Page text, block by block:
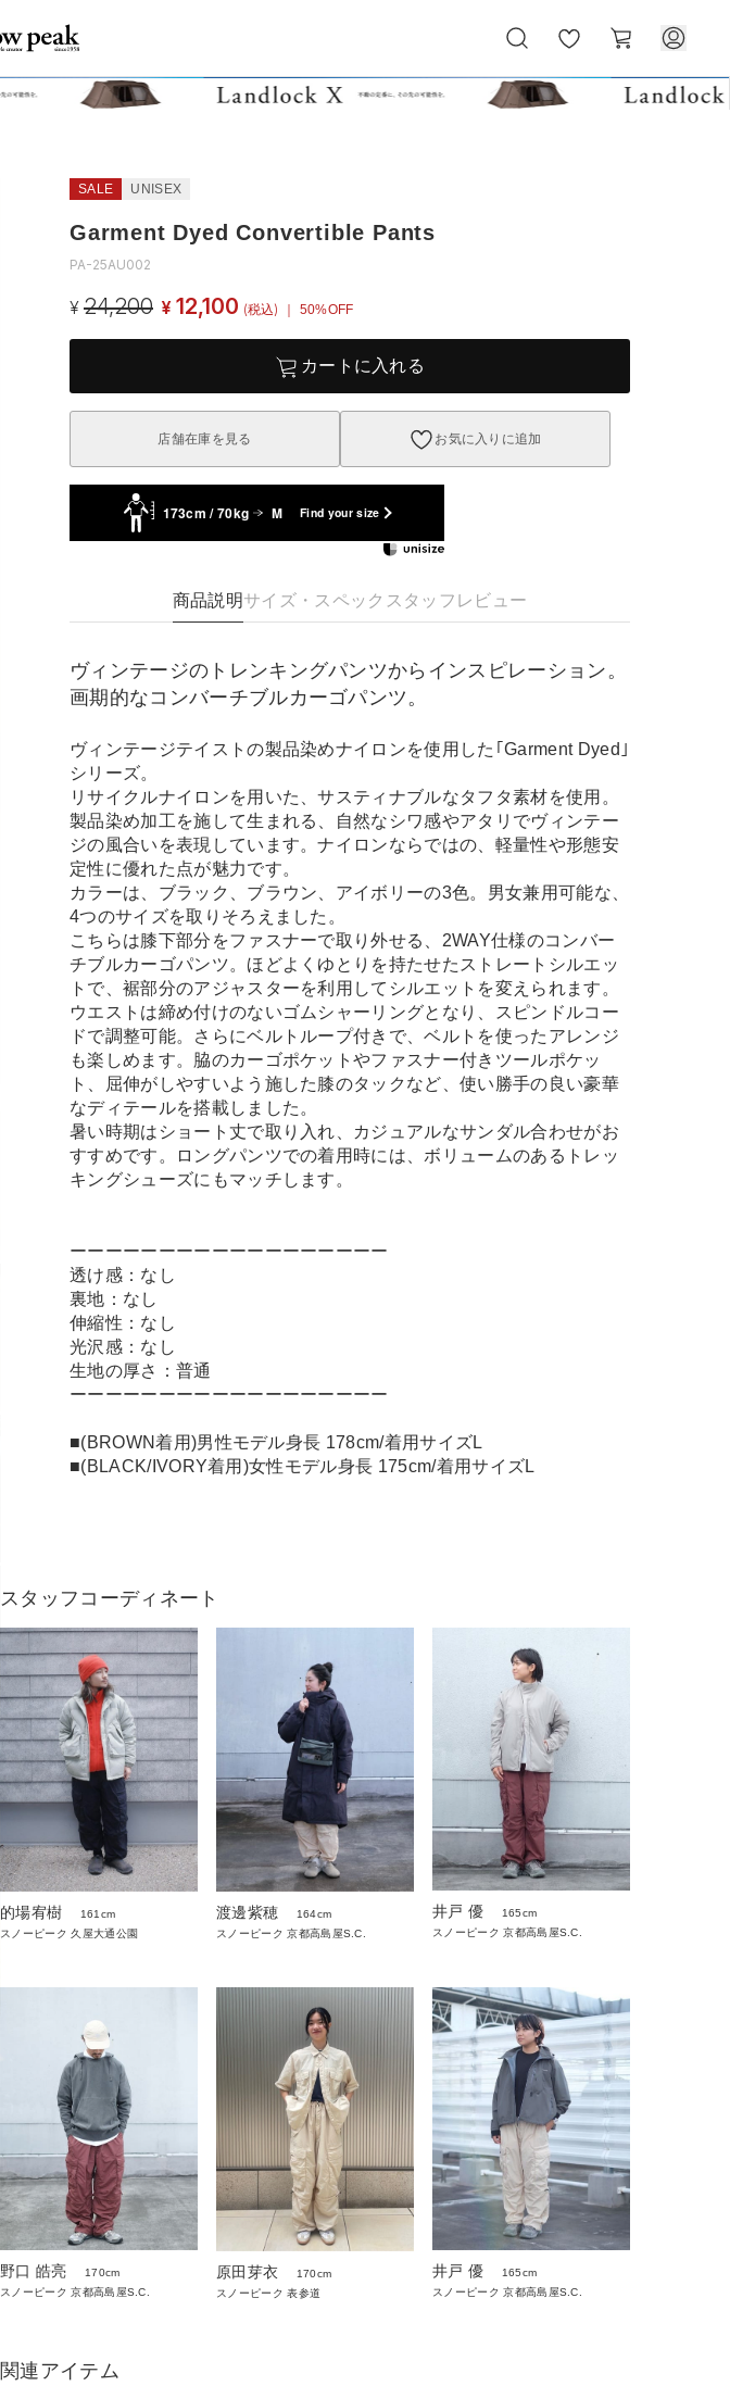
気
に
ー
ト
SALE UNISEX
Garment Dyed Convertible Pants
PA-25AU002
¥ 24,200 ¥ 12,100 (税込) ｜ 50%OFF
カートに入れる
店舗在庫を見る お気に入りに追加
173cm / 70kg M Find your size
商品説明サイズ・スペック スタッフレビュー
ヴィンテージのトレンキングパンツからインスピレーション。
画期的なコンバーチブルカーゴパンツ。
ヴィンテージテイストの製品染めナイロンを使用した｢Garment Dyed｣
シリーズ。
リサイクルナイロンを用いた、サスティナブルなタフタ素材を使用。
製品染め加工を施して生まれる、自然なシワ感やアタリでヴィンテー
ジの風合いを表現しています。ナイロンならではの、軽量性や形態安
定性に優れた点が魅力です。
カラーは、ブラック、ブラウン、アイボリーの3色。男女兼用可能な、
4つのサイズを取りそろえました。
こちらは膝下部分をファスナーで取り外せる、2WAY仕様のコンバー
チブルカーゴパンツ。ほどよくゆとりを持たせたストレートシルエッ
トで、裾部分のアジャスターを利用してシルエットを変えられます。
ウエストは締め付けのないゴムシャーリングとなり、スピンドルコー
ドで調整可能。さらにベルトループ付きで、ベルトを使ったアレンジ
も楽しめます。脇のカーゴポケットやファスナー付きツールポケッ
ト、屈伸がしやすいよう施した膝のタックなど、使い勝手の良い豪華
なディテールを搭載しました。
暑い時期はショート丈で取り入れ、カジュアルなサンダル合わせがお
すすめです。ロングパンツでの着用時には、ボリュームのあるトレッ
キングシューズにもマッチします。
ーーーーーーーーーーーーーーーーーー
透け感：なし
裏地：なし
伸縮性：なし
光沢感：なし
生地の厚さ：普通
ーーーーーーーーーーーーーーーーーー
■(BROWN着用)男性モデル身長 178cm/着用サイズL
■(BLACK/IVORY着用)女性モデル身長 175cm/着用サイズL
スタッフコーディネート
的場宥樹
161cm
スノーピーク 久屋大通公園
渡邊紫穂
164cm
スノーピーク 京都高島屋S.C.
井戸 優
165cm
スノーピーク 京都高島屋S.C.
野口 皓亮
170cm
スノーピーク 京都高島屋S.C.
原田芽衣
170cm
スノーピーク 表参道
井戸 優
165cm
スノーピーク 京都高島屋S.C.
関連アイテム